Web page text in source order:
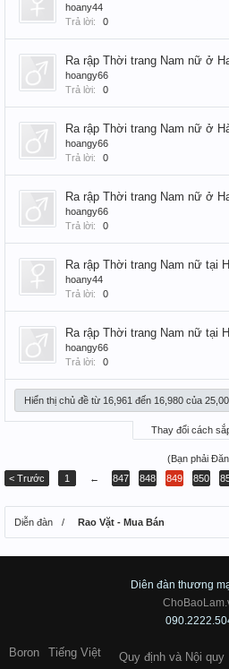
hoany44
Trả lời:
0
Ra rập Thời trang Nam nữ ở
hoangy66
Trả lời:
0
Ra rập Thời trang Nam nữ ở
hoangy66
Trả lời:
0
Ra rập Thời trang Nam nữ ở
hoangy66
Trả lời:
0
Ra rập Thời trang Nam nữ tại
hoany44
Trả lời:
0
Ra rập Thời trang Nam nữ tại
hoangy66
Trả lời:
0
Hiển thị chủ đề từ 16,961 đến 16,980 của
Thay đổi cách
(Bạn phải
< Trước
1 ← 847 848 849 850
Diễn đàn Rao Vặt - Mua Bán
Diên đàn thương
Boron Tiếng Việt Quy định và Nội quy